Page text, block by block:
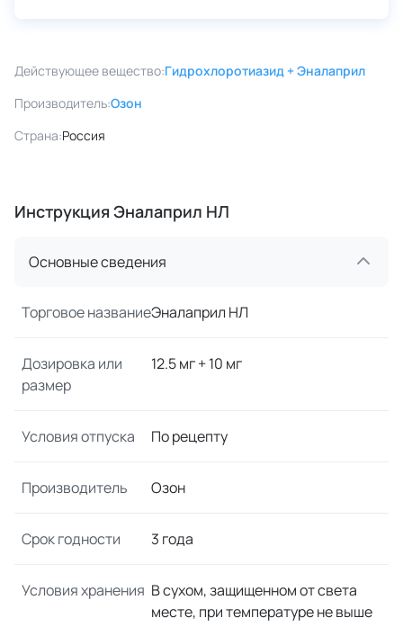
Действующее вещество:Гидрохлоротиазид + Эналаприл
Производитель:Озон
Страна:Россия
Инструкция Эналаприл НЛ
Основные сведения
Торговое названиеЭналаприл НЛ
Дозировка или
размер
12.5 мг + 10 мг
Условия отпуска По рецепту
Производитель Озон
Срок годности 3 года
Условия хранения В сухом, защищенном от света
месте, при температуре не выше